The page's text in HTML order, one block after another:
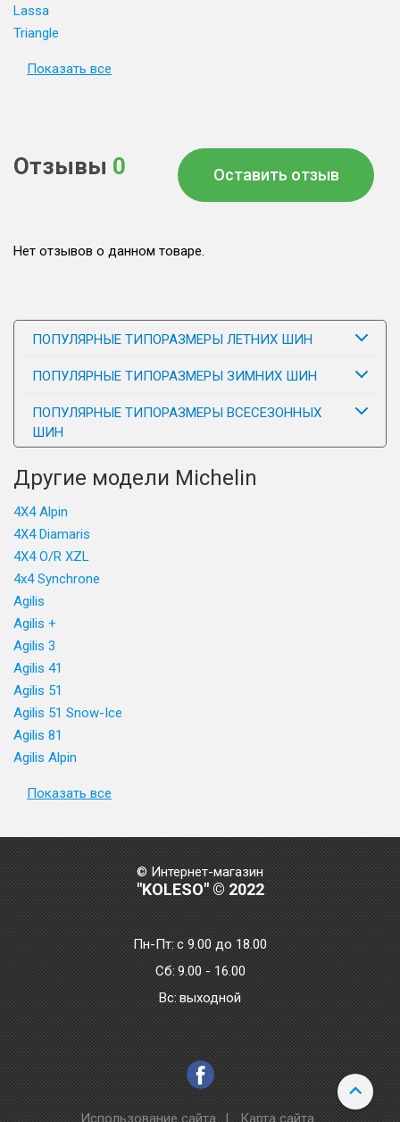
Lassa
Triangle
Показать все
Отзывы 0 Оставить отзыв
Нет отзывов о данном товаре.
ПОПУЛЯРНЫЕ ТИПОРАЗМЕРЫ ЛЕТНИХ ШИН
ПОПУЛЯРНЫЕ ТИПОРАЗМЕРЫ ЗИМНИХ ШИН
ПОПУЛЯРНЫЕ ТИПОРАЗМЕРЫ ВСЕСЕЗОННЫХ
ШИН
Другие модели Michelin
4X4 Alpin
4X4 Diamaris
4X4 O/R XZL
4x4 Synchrone
Agilis
Agilis +
Agilis 3
Agilis 41
Agilis 51
Agilis 51 Snow-Ice
Agilis 81
Agilis Alpin
Показать все
© Интернет-магазин
"KOLESO" © 2022
Пн-Пт:с 9.00 до 18.00
Сб: 9.00 - 16.00
Bc: выходной
Использование сайта | Карта сайта